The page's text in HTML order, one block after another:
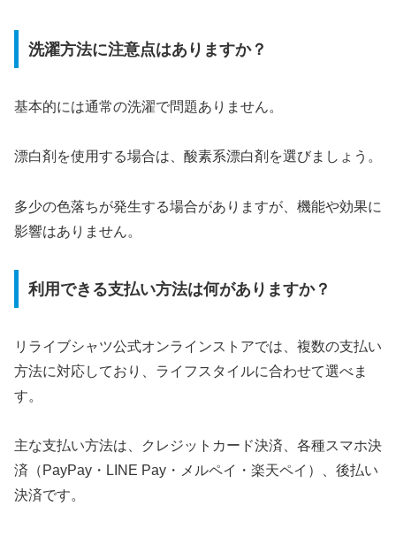
洗濯方法に注意点はありますか？
基本的には通常の洗濯で問題ありません。
漂白剤を使用する場合は、酸素系漂白剤を選びましょう。
多少の色落ちが発生する場合がありますが、機能や効果に
影響はありません。
利用できる支払い方法は何がありますか？
リライブシャツ公式オンラインストアでは、複数の支払い
方法に対応しており、ライフスタイルに合わせて選べま
す。
主な支払い方法は、クレジットカード決済、各種スマホ決
済（PayPay・LINE Pay・メルペイ・楽天ペイ）、後払い
決済です。